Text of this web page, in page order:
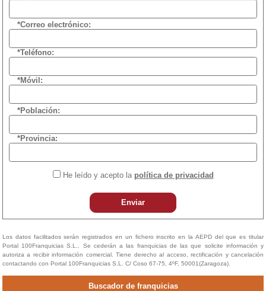
*Correo electrónico:
*Teléfono:
*Móvil:
*Población:
*Provincia:
He leído y acepto la política de privacidad
Enviar
Los datos facilitados serán registrados en un fichero inscrito en la AEPD del que es titular
Portal 100Franquicias S.L.. Se cederán a las franquicias de las que solicite información y
autoriza a recibir información comercial. Tiene derecho al acceso, rectificación y cancelación
contactando con Portal 100Franquicias S.L. C/ Coso 67-75, 4ºF, 50001(Zaragoza).
Buscador de franquicias